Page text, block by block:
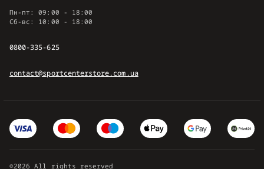
Пн-пт: 09:00 - 18:00
Сб-вс: 10:00 - 18:00
0800-335-625
contact@sportcenterstore.com.ua
©2026 All rights reserved